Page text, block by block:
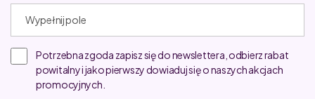
Potrzebna zgoda zapisz się do newslettera, odbierz rabat
powitalny i jako pierwszy dowiaduj się o naszych akcjach
promocyjnych.